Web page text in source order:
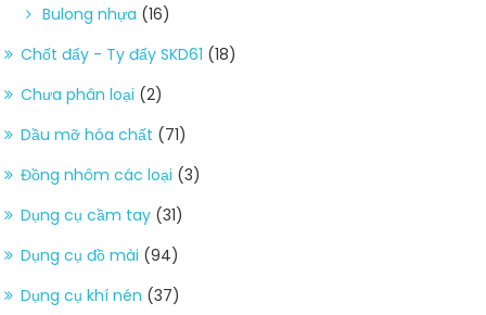
Bulong nhựa (16)
Chốt đẩy - Ty đẩy SKD61 (18)
Chưa phân loại (2)
Dầu mỡ hóa chất (71)
Đồng nhôm các loại (3)
Dụng cụ cầm tay (31)
Dụng cụ đồ mài (94)
Dụng cụ khí nén (37)